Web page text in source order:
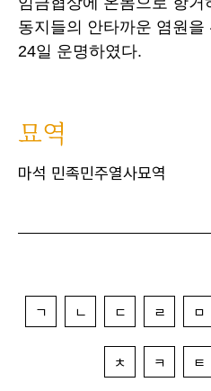
동지들의 안타까운 염원을
24일 운명하였다.
묘역
마석 민족민주열사묘역
ㄱ ㄴ ㄷ ㄹ ㅁ
ㅊ ㅋ ㅌ